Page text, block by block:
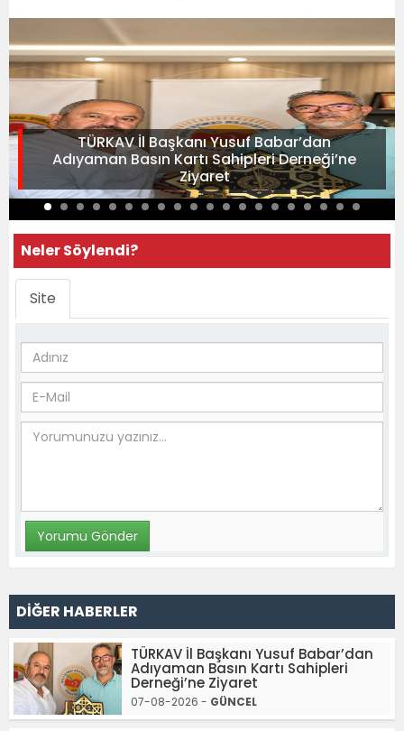
TÜRKAV İl Başkanı Yusuf Babar’dan
Adıyaman Basın Kartı Sahipleri Derneği’ne
Ziyaret
Neler Söylendi?
Site
DİĞER HABERLER
TÜRKAV İl Başkanı Yusuf Babar’dan
Adıyaman Basın Kartı Sahipleri
Derneği’ne Ziyaret
07-08-2026 - GÜNCEL